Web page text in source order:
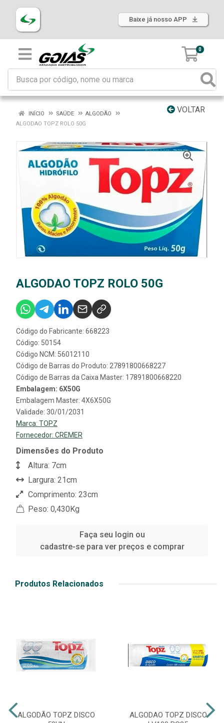
Baixe já nosso APP
0
VOLTAR
INÍCIO SAÚDE
ALGODÃO
ALGODAO TOPZ ROLO 50G
ALGODAO TOPZ ROLO 50G
Código do Fabricante: 668223
Código: 50154
Código NCM: 56012110
Código de Barras do Produto: 27891800668227
Código de Barras da Caixa Master: 17891800668220
Embalagem: 6X50G
Embalagem Master: 4X6X50G
Validade: 30/01/2031
Marca: TOPZ
Fornecedor: CREMER
Dimensões do Produto
Altura: 7cm
Largura: 21cm
Comprimento: 23cm
Peso: 0,430Kg
Faça seu login ou
cadastre-se para ver preços e comprar
Produtos Relacionados
ALGODÃO TOPZ DISCO
ALGODAO TOPZ DISCO